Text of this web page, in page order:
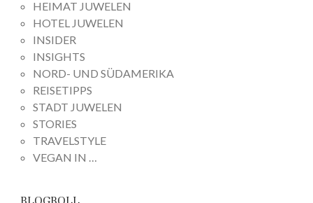
HEIMAT JUWELEN
HOTEL JUWELEN
INSIDER
INSIGHTS
NORD- UND SÜDAMERIKA
REISETIPPS
STADT JUWELEN
STORIES
TRAVELSTYLE
VEGAN IN …